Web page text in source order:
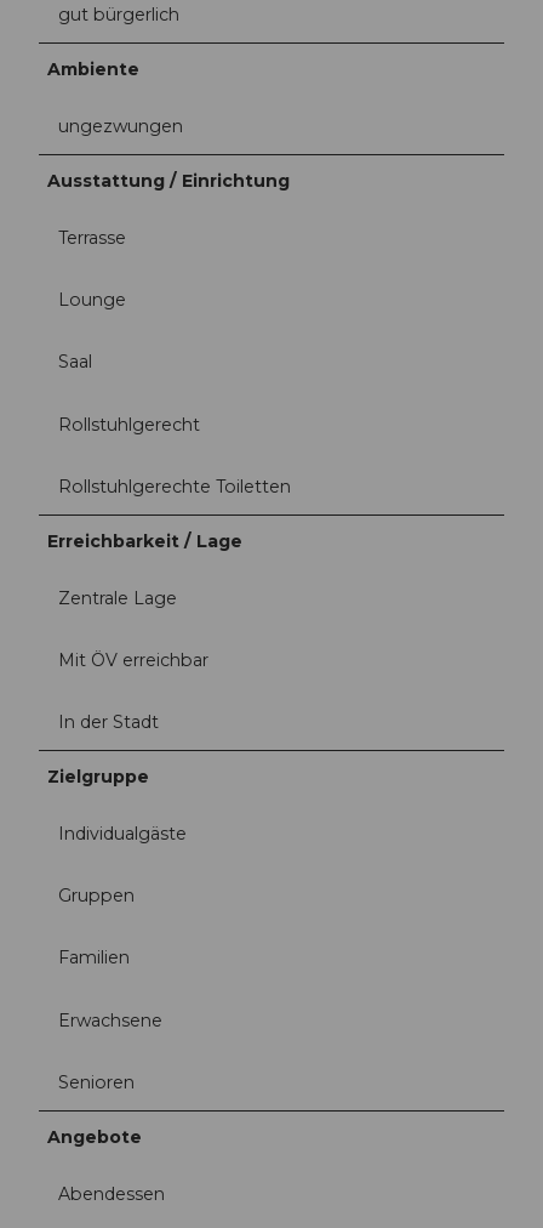
gut bürgerlich
Ambiente
ungezwungen
Ausstattung / Einrichtung
Terrasse
Lounge
Saal
Rollstuhlgerecht
Rollstuhlgerechte Toiletten
Erreichbarkeit / Lage
Zentrale Lage
Mit ÖV erreichbar
In der Stadt
Zielgruppe
Individualgäste
Gruppen
Familien
Erwachsene
Senioren
Angebote
Abendessen